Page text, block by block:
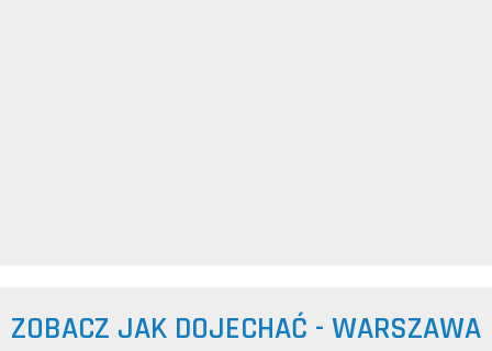
ZOBACZ JAK DOJECHAĆ - WARSZAWA